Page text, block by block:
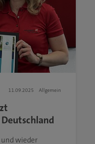
11.09.2025 Allgemein
und wieder